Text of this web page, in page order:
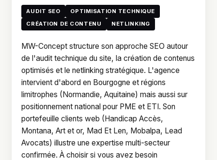
AUDIT SEO
OPTIMISATION TECHNIQUE
CRÉATION DE CONTENU
NETLINKING
MW-Concept structure son approche SEO autour
de l'audit technique du site, la création de contenus
optimisés et le netlinking stratégique. L'agence
intervient d'abord en Bourgogne et régions
limitrophes (Normandie, Aquitaine) mais aussi sur
positionnement national pour PME et ETI. Son
portefeuille clients web (Handicap Accès,
Montana, Art et or, Mad Et Len, Mobalpa, Lead
Avocats) illustre une expertise multi-secteur
confirmée. À choisir si vous avez besoin